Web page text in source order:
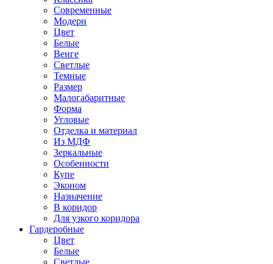
Современные
Модерн
Цвет
Белые
Венге
Светлые
Темные
Размер
Малогабаритные
Форма
Угловые
Отделка и материал
Из МДФ
Зеркальные
Особенности
Купе
Эконом
Назначение
В коридор
Для узкого коридора
Гардеробные
Цвет
Белые
Светлые